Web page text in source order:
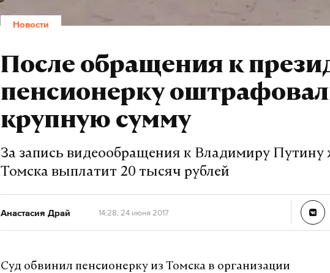
Новости
После обращения к
пенсионерку
крупную сумму
За запись видеообращения к Владимиру Путину
Томска выплатит 20 тысяч рублей
Анастасия Драй 14:28, 24 июня 2017
Суд обвинил пенсионерку из Томска в организации